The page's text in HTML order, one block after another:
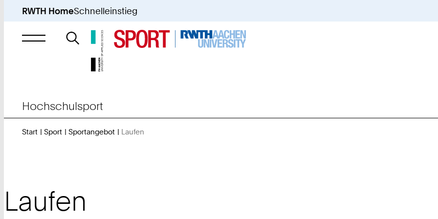
RWTH HomeSchnelleinstieg
Suche
nach
Hochschulsport
Start Sport Sportangebot Laufen
Laufen